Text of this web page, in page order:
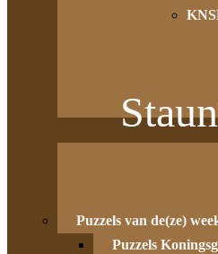
Puzzels van de(ze)
Puzzels